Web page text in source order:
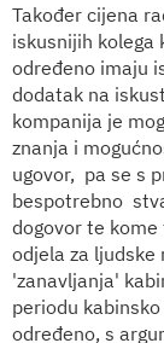
Također cijena
iskusnijih kolega
određeno imaju
dodatak na
kompanija je
znanja i
ugovor, pa se s
bespotrebno
dogovor te kome
odjela za ljudske
'zanavljanja'
periodu
određeno, s